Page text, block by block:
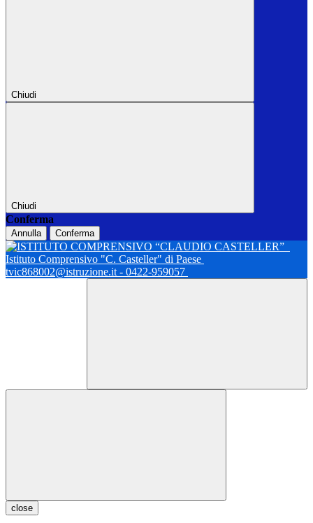
Chiudi
Chiudi
Conferma
Annulla Conferma
Istituto Comprensivo "C. Casteller" di Paese
tvic868002@istruzione.it - 0422-959057
close